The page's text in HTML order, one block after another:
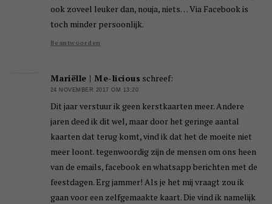
ook zoveel leuker dan, nouja, niets… Via Facebook is
toch minder persoonlijk.
Beantwoorden
Mariëlle | Me-licious schreef:
24 NOVEMBER 2017 OM 13:20
Dit jaar verstuur ik geen kerstkaarten meer. Andere
jaren deed ik dit wel, maar door het geringe aantal
kaarten dat terug komt, vind ik dat het de moeite niet
meer loont. tegenwoordig zijn de mensen om ons heen
van de emails, facebook en whatsapp berichten met de
feestdagen. Erg jammer! Als je het mij vraagt zou ik
gaan voor een zelfgemaakte kaart. Die vind ik namelijk